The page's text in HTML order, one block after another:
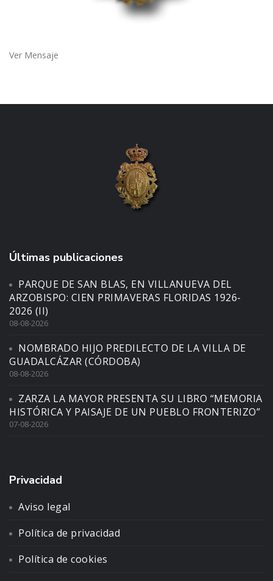
Ver Mensaje
Últimas publicaciones
PARQUE DE SAN BLAS, EN VILLANUEVA DEL
ARZOBISPO: CIEN PRIMAVERAS FLORIDAS 1926-
2026 (II)
08-08-2026
NOMBRADO HIJO PREDILECTO DE LA VILLA DE
GUADALCÁZAR (CÓRDOBA)
08-08-2026
ZARZA LA MAYOR PRESENTA SU LIBRO “MEMORIA
HISTÓRICA Y PAISAJE DE UN PUEBLO FRONTERIZO”
07-08-2026
Privacidad
Aviso legal
Política de privacidad
Política de cookies